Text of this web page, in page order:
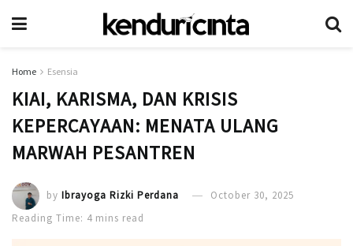
Home Esensia
KIAI, KARISMA, DAN KRISIS
KEPERCAYAAN: MENATA ULANG
MARWAH PESANTREN
by Ibrayoga Rizki Perdana
October 30, 2025
Reading Time: 4 mins read